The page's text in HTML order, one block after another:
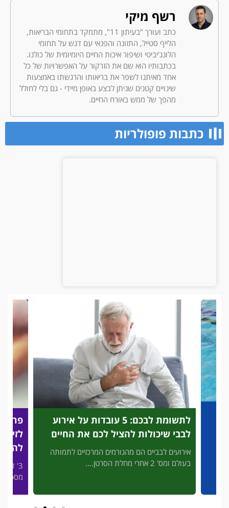
רשף מיקי
כתב ועורך "בעיתון 11", מתמקד בתחומי הבריאות,
הלייף סטייל, התזונה והפנאי עם דגש על תחומי
הלונג'יביטי ושיפור איכות החיים היומיומית של כולנו.
בכתבותיו הוא שם את הזרקור על האפשרויות של כל
אחד מאיתנו לשפר את בריאותו והרגשתו באמצעות
שינויים קטנים שניתן לבצע באופן מיידי - גם בלי לחולל
מהפך של ממש באורח החיים.
כתבות פופולריות​
לבכם: 5 עובדות על אירוע
לכם את החיים
המרכזיים לתמותה
פריצת דרך מהפכנית: בדיקת דם
לזיהוי מהיר של התקפי לב שיכולה
להציל לכם את החיים
3' דק קריאה המחשבה שהיקרים לנו יהיו לבד